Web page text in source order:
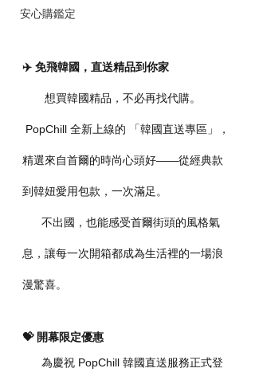
安心購鑑定
✈️ 免飛韓國，直送精品到你家
       想買韓國精品，不必再找代購。
精選來自首爾的時尚心頭好——從經典款
到韓妞愛用包款，一次滿足。
息，讓每一次開箱都成為生活裡的一場浪
漫驚喜。
💝 開幕限定優惠